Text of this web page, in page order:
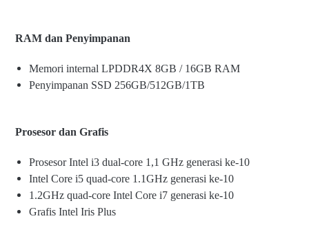
RAM dan Penyimpanan
Memori internal LPDDR4X 8GB / 16GB RAM
Penyimpanan SSD 256GB/512GB/1TB
Prosesor dan Grafis
Prosesor Intel i3 dual-core 1,1 GHz generasi ke-10
Intel Core i5 quad-core 1.1GHz generasi ke-10
1.2GHz quad-core Intel Core i7 generasi ke-10
Grafis Intel Iris Plus